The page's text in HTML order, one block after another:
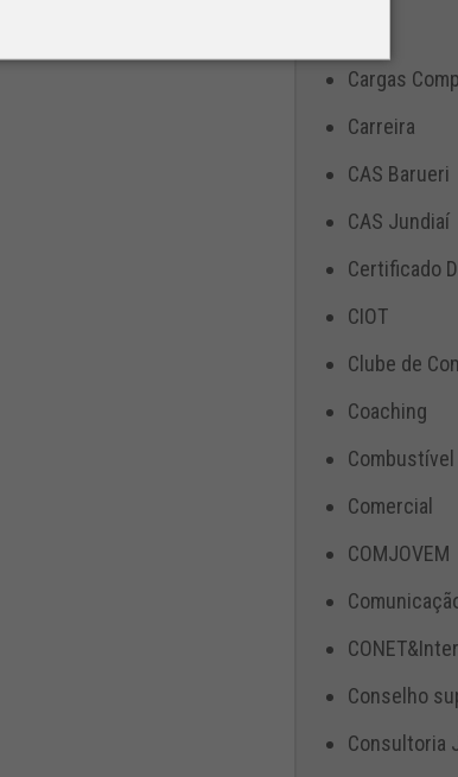
Cargas
Carreira
CAS Barueri
CAS Jundiaí
Certificado
CIOT
Clube de
Coaching
Combustível
Comercial
COMJOVEM
Conselho
Consultoria